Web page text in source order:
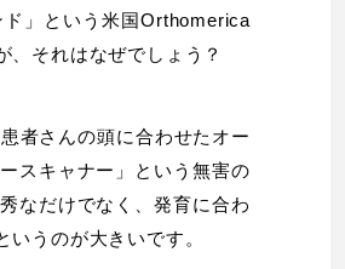
」という米国Orthomerica
それはなぜでしょう？
者さんの頭に合わせたオー
スキャナー」という無害の
なだけでなく、発育に合わ
うのが大きいです。